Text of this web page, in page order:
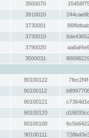
3500070
3910020
3730001
3730010
3790020
3500031
90100122
90100112
90100121
90100120
90100100
90100111